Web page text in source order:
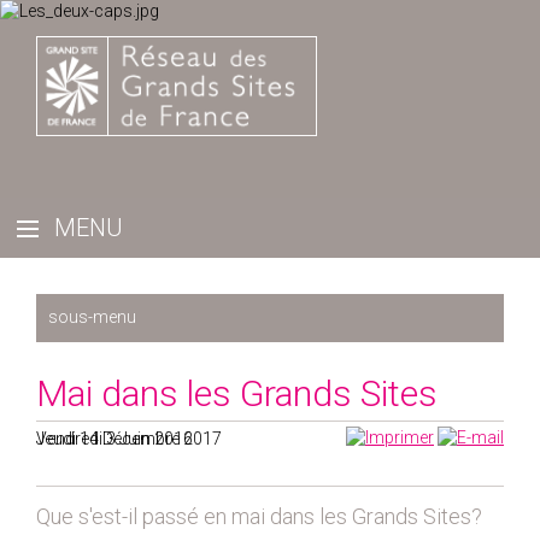
2025
2024
2022
Mai dans les Grands Sites
Vendredi 3 Juin 2016
Jeudi 14 Décembre 2017
Que s'est-il passé en mai dans les Grands Sites?